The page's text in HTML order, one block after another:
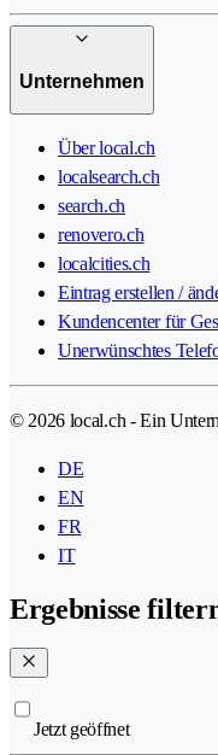
Unternehmen
Über local.ch
localsearch.ch
search.ch
renovero.ch
localcities.ch
Eintrag erstellen /
Kundencenter für
Unerwünschtes
© 2026 local.ch - Ein
DE
EN
FR
IT
Ergebnisse
Jetzt geöffnet